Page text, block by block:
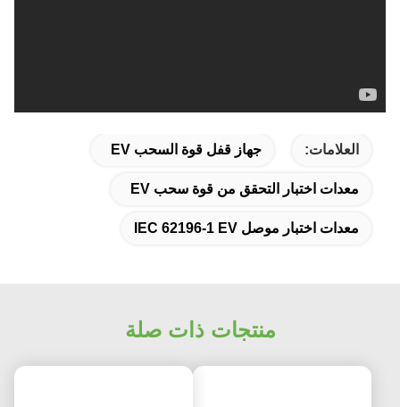
العلامات: جهاز قفل قوة السحب EV
معدات اختبار التحقق من قوة سحب EV
معدات اختبار موصل IEC 62196-1 EV
منتجات ذات صلة